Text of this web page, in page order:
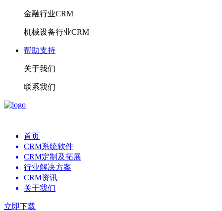
金融行业CRM
机械设备行业CRM
帮助支持
关于我们
联系我们
首页
CRM系统软件
CRM定制及拓展
行业解决方案
CRM资讯
关于我们
立即下载